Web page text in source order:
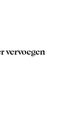
vervoegen